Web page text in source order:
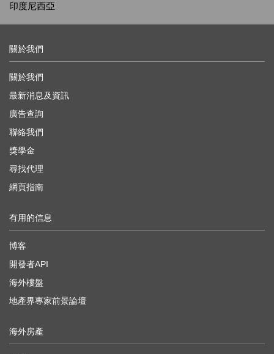
印度尼西亞
關於我們
關於我們
最新消息及資訊
廣告查詢
聯絡我們
獎學金
尋找代理
網頁指南
有用的信息
博客
開發者API
海外樓盤
地產界專家前景論壇
海外房產